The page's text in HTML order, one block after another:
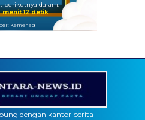
berikutnya dalam:
menit 11 detik
Kemenag
dengan kantor berita